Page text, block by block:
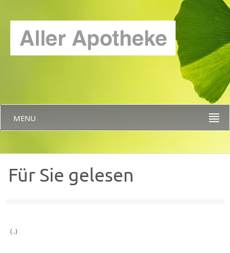
MENU
Für Sie gelesen
(..)